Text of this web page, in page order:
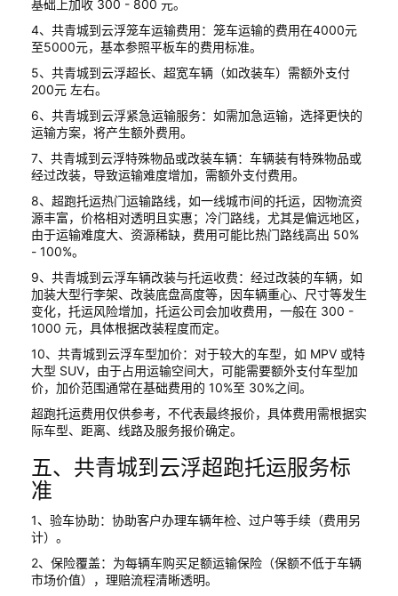
基础上加收 300 - 800 元。
4、共青城到云浮笼车运输费用：笼车运输的费用在4000元
至5000元，基本参照平板车的费用标准。
5、共青城到云浮超长、超宽车辆（如改装车）需额外支付
200元 左右。
6、共青城到云浮紧急运输服务：如需加急运输，选择更快的
运输方案，将产生额外费用。
7、共青城到云浮特殊物品或改装车辆：车辆装有特殊物品或
经过改装，导致运输难度增加，需额外支付费用。
8、超跑托运热门运输路线，如一线城市间的托运，因物流资
源丰富，价格相对透明且实惠；冷门路线，尤其是偏远地区，
由于运输难度大、资源稀缺，费用可能比热门路线高出 50%
- 100%。
9、共青城到云浮车辆改装与托运收费：经过改装的车辆，如
加装大型行李架、改装底盘高度等，因车辆重心、尺寸等发生
变化，托运风险增加，托运公司会加收费用，一般在 300 -
1000 元，具体根据改装程度而定。
10、共青城到云浮车型加价：对于较大的车型，如 MPV 或特
大型 SUV，由于占用运输空间大，可能需要额外支付车型加
价，加价范围通常在基础费用的 10%至 30%之间。
超跑托运费用仅供参考，不代表最终报价，具体费用需根据实
际车型、距离、线路及服务报价确定。
五、共青城到云浮超跑托运服务标
准
1、验车协助：协助客户办理车辆年检、过户等手续（费用另
计）。
2、保险覆盖：为每辆车购买足额运输保险（保额不低于车辆
市场价值），理赔流程清晰透明。